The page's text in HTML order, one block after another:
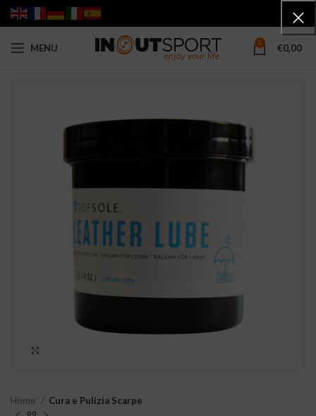
MENU 0 €0,00
Home Cura e Pulizia Scarpe